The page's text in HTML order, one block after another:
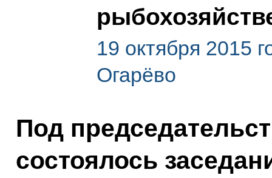
19 октября 2015
Огарёво
Под
состоялось